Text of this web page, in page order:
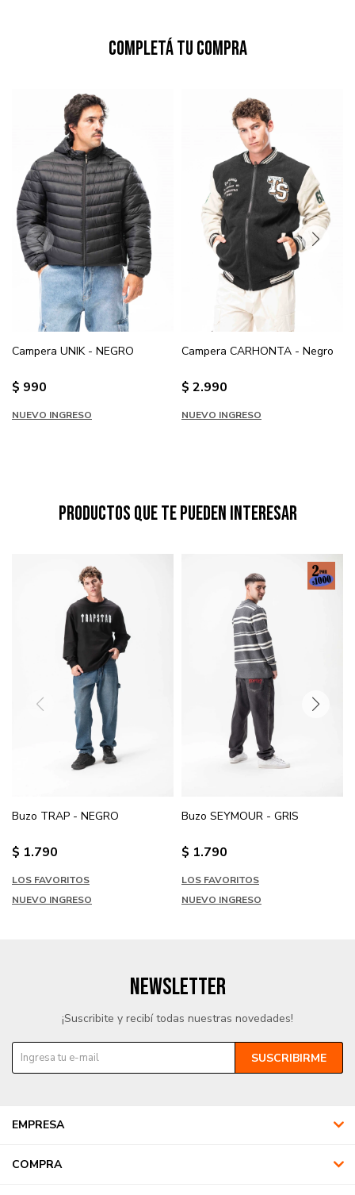
Completá tu compra
Campera UNIK - NEGRO
$ 990
NUEVO INGRESO
Campera CARHONTA - Negro
$ 2.990
NUEVO INGRESO
Productos que te pueden interesar
Buzo TRAP - NEGRO
$ 1.790
LOS FAVORITOS
NUEVO INGRESO
Buzo SEYMOUR - GRIS
$ 1.790
LOS FAVORITOS
NUEVO INGRESO
EMPRESA
COMPRA
NEWSLETTER
¡Suscribite y recibí todas nuestras novedades!
SUSCRIBIRME